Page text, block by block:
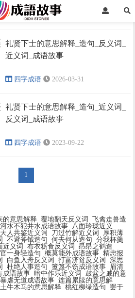
礼贤下士的意思解释_造句_反义词_
近义词_成语故事
四字成语 2026-03-31
礼贤下士的意思解释_造句_近义词_
反义词_成语故事
四字成语 2023-09-22
1
的意思解释 覆地翻天反义词
飞禽走兽造
河水不犯井水成语故事
八面玲珑近义
天人共鉴近义词 刀过竹解近义词
厚积薄
不避斧钺造句 何去何从造句
分我杯羹
近义词 布衣粝食反义词
昂昂之鹤造
一身轻造句 概莫能外成语故事 精忠报
白鱼入舟反义词 打富济贫反义词
深思
杜绝人事造句 簠簋不饬成语故事 眉清
成语故事 暗中作乐近义词
鼓盆之戚的意
暴虐无道成语故事 连篇累牍的意思解
土牛木马的意思解释 桃红柳绿造句
罢于